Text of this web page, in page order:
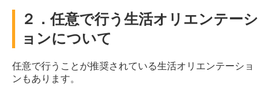
２．任意で行う生活オリエンテーシ
ョンについて
任意で行うことが推奨されている生活オリエンテーショ
ンもあります。